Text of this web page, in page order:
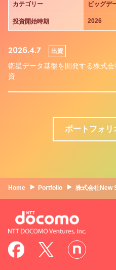
カテゴリー ビッグデ
投資開始時期 2026
2026.4.7 出資
衛星データ基盤を開発する株式
資
ポートフォリ
Home Portfolio 株式会社New